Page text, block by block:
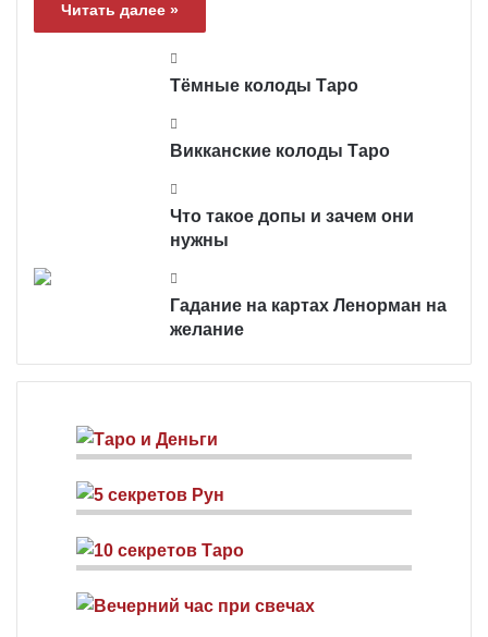
Читать далее »
Тёмные колоды Таро
Викканские колоды Таро
Что такое допы и зачем они
нужны
Гадание на картах Ленорман на
желание